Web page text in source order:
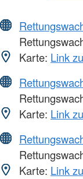
Karte: Link
Karte: Link
Karte: Link